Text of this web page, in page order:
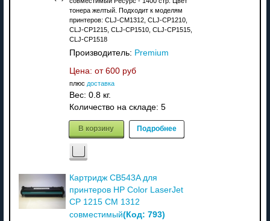
тонера желтый. Подходит к моделям
принтеров: CLJ-CM1312, CLJ-CP1210,
CLJ-CP1215, CLJ-CP1510, CLJ-CP1515,
CLJ-CP1518
Производитель: Premium
Цена: от 600 руб
плюс доставка
Вес: 0.8 кг.
Количество на складе: 5
В корзину Подробнее
Картридж CB543A для
принтеров HP Color LaserJet
CP 1215 CM 1312
совместимый(Код: 793)